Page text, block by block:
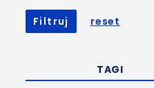
Filtruj reset
TAGI